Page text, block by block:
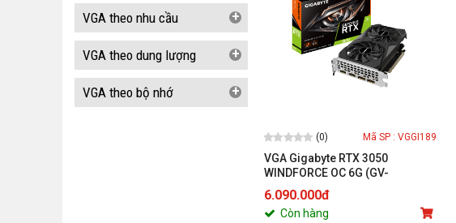
(0) Mã SP : VGGI189
VGA Gigabyte RTX 3050
WINDFORCE OC 6G (GV-
N3050WF2OCV2-6GD)
6.090.000đ
Còn hàng
VGA theo nhu cầu +
VGA theo dung lượng +
VGA theo bộ nhớ +